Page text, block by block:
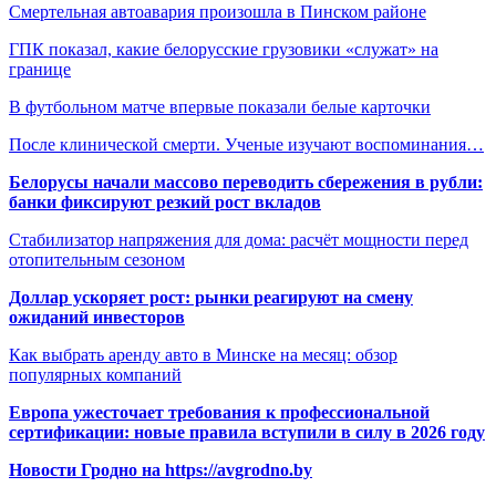
Смертельная автоавария произошла в Пинском районе
ГПК показал, какие белорусские грузовики «служат» на
границе
В футбольном матче впервые показали белые карточки
После клинической смерти. Ученые изучают воспоминания…
Белорусы начали массово переводить сбережения в рубли:
банки фиксируют резкий рост вкладов
Стабилизатор напряжения для дома: расчёт мощности перед
отопительным сезоном
Доллар ускоряет рост: рынки реагируют на смену
ожиданий инвесторов
Как выбрать аренду авто в Минске на месяц: обзор
популярных компаний
Европа ужесточает требования к профессиональной
сертификации: новые правила вступили в силу в 2026 году
Новости Гродно на https://avgrodno.by